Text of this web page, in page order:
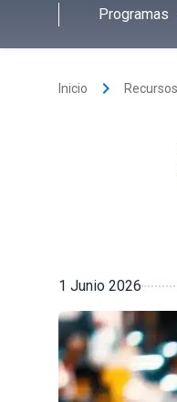
Programas
Inicio keyboard_arrow_right Recursos
1 Junio 2026